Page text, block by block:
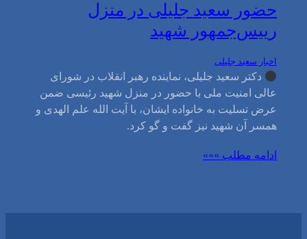
حضور سعید جلیلی در منزل
رییس‌جمهور شهید
اخبار سعید جلیلی
دکتر سعید جلیلی، نماینده رهبر انقلاب در شورای
عالی امنیت ملی با حضور در منزل شهید رئیسی ضمن
عرض تسلیت به خانواده ایشان، با آیت الله علم الهدی و
همسر آن شهید نیز گفت و گو کرد.
ادامه مطلب »»»